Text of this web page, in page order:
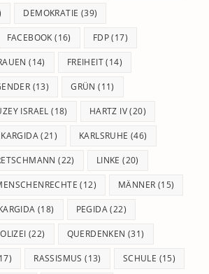
DEMOKRATIE (39)
FACEBOOK (16) FDP(17)
(14) FREIHEIT(14)
(13) GRÜN (11)
ISRAEL (18) HARTZ IV(20)
KARGIDA(21) KARLSRUHE (46)
(22) LINKE (20)
(12) MÄNNER (15)
(18) PEGIDA(22)
(22) QUERDENKEN (31)
RASSISMUS (13) SCHULE (15)